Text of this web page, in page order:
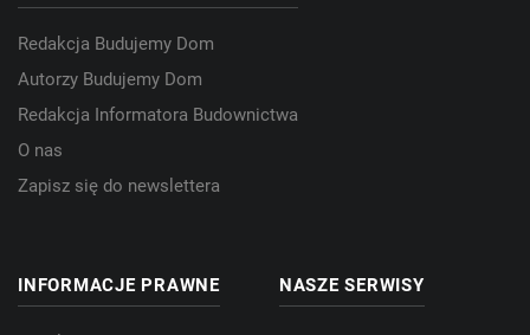
Redakcja Budujemy Dom
Autorzy Budujemy Dom
Redakcja Informatora Budownictwa
O nas
Zapisz się do newslettera
INFORMACJE PRAWNE NASZE SERWISY